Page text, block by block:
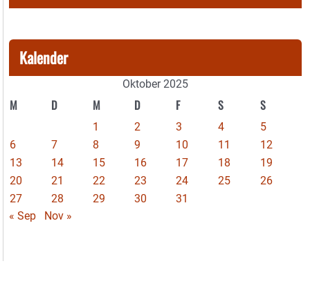
Kalender
Oktober 2025
M D M D F S S
1 2 3 4
5
6
7 8 9 10 11
12
13
14 15 16 17 18
19
20
21 22 23 24 25
26
27
28 29 30
31
« Sep
Nov »